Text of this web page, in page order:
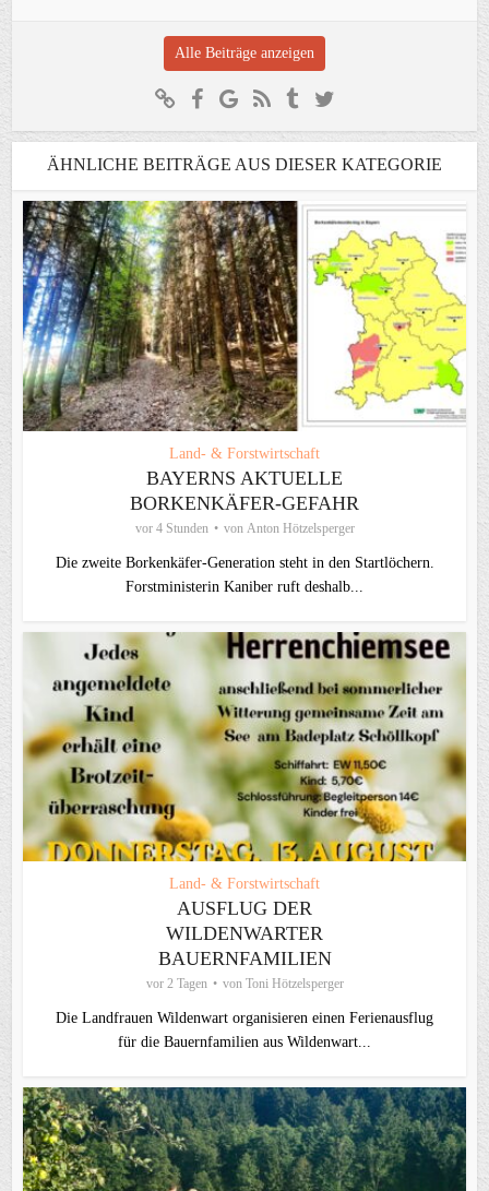
Alle Beiträge anzeigen
ÄHNLICHE BEITRÄGE AUS DIESER KATEGORIE
Land- & Forstwirtschaft
BAYERNS AKTUELLE
BORKENKÄFER-GEFAHR
vor 4 Stunden von Anton Hötzelsperger
Die zweite Borkenkäfer-Generation steht in den Startlöchern.
Forstministerin Kaniber ruft deshalb...
Land- & Forstwirtschaft
AUSFLUG DER
WILDENWARTER
BAUERNFAMILIEN
vor 2 Tagen von Toni Hötzelsperger
Die Landfrauen Wildenwart organisieren einen Ferienausflug
für die Bauernfamilien aus Wildenwart...